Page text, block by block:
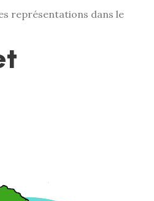
représentations dans le